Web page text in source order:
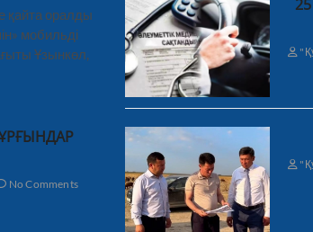
қайта оралды
мобильді
Ұзынкөл,
No Comments